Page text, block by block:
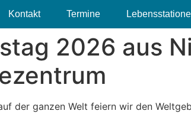
Kontakt Termine
2026 aus
der ganzen Welt feiern wir den